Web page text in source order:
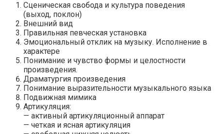
Сценическая свобода и культура поведения
(выход, поклон)
Внешний вид
Правильная певческая установка
Эмоциональный отклик на музыку. Исполнение в
характере
Понимание и чувство формы и целостности
произведения.
Драматургия произведения
Понимание выразительности музыкального языка
Подвижная мимика
Артикуляция:
— активный артикуляционный аппарат
— четкая и ясная артикуляция